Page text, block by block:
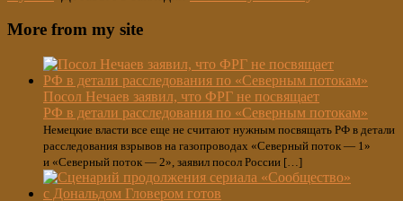
More from my site
Посол Нечаев заявил, что ФРГ не посвящает
РФ в детали расследования по «Северным потокам»
Немецкие власти все еще не считают нужным посвящать РФ в детали
расследования взрывов на газопроводах «Северный поток — 1»
и «Северный поток — 2», заявил посол России […]